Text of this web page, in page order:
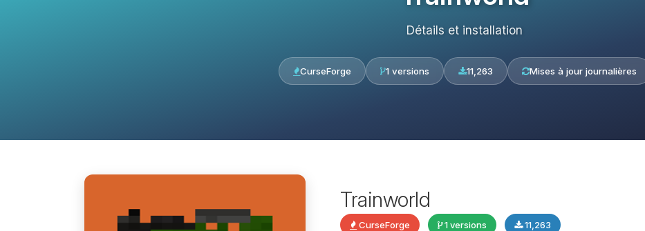
Détails et installation
CurseForge 1 versions 11,263 Mises à jour journalières
Trainworld
CurseForge 1 versions 11,263